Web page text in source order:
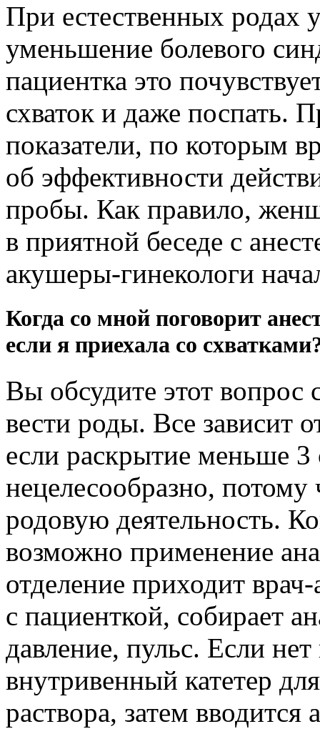
При естественных родах
уменьшение болевого
пациентка это
схваток и даже поспать.
показатели, по которым
об эффективности
пробы. Как правило,
в приятной беседе с
акушеры-гинекологи
Когда со мной поговорит
если я приехала со
Вы обсудите этот
вести роды. Все зависит
если раскрытие меньше 3
нецелесообразно,
родовую деятельность.
возможно применение
отделение приходит врач-
с пациенткой, собирает
давление, пульс. Если
внутривенный катетер
раствора, затем вводится